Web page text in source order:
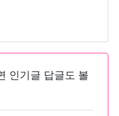
인기글 답글도 볼